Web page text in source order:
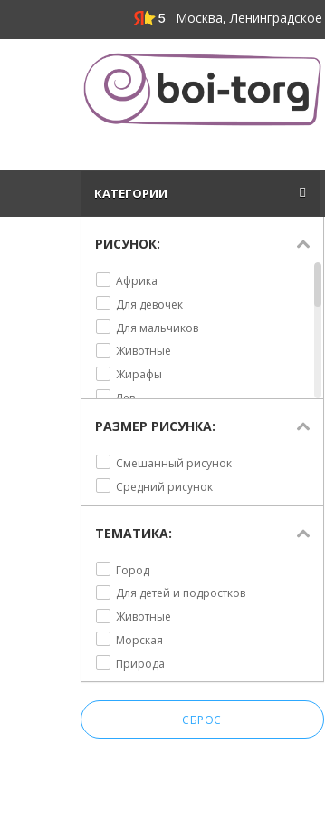
Москва,
КАТЕГОРИИ
РИСУНОК:
Африка
Для девочек
Для мальчиков
Животные
Жирафы
Лев
Леопард
Марки и карты
Медведи
Носорог
РАЗМЕР РИСУНКА:
Смешанный рисунок
Средний рисунок
ТЕМАТИКА:
Город
Для детей и подростков
Животные
Морская
Природа
СБРОС